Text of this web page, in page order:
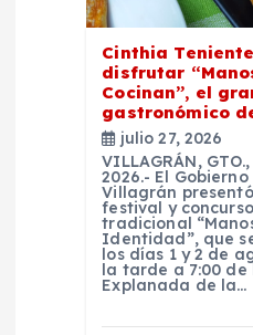
Cinthia
disfrutar
Cocinan”, el
gastronómico
julio 27, 2026
VILLAGRÁN,
2026.- El
Villagrán
festival y
tradicional
Identidad”, que
los días 1 y 2 de
la tarde a 7:00 de
Explanada de la…